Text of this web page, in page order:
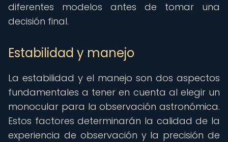
diferentes modelos antes de tomar una
decisión final.
Estabilidad y manejo
La estabilidad y el manejo son dos aspectos
fundamentales a tener en cuenta al elegir un
monocular para la observación astronómica.
Estos factores determinarán la calidad de la
experiencia de observación y la precisión de